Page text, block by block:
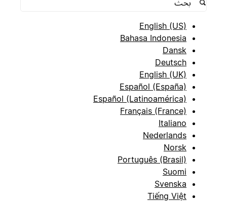
English (US)
Bahasa Indonesia
Dansk
Deutsch
English (UK)
Español (España)
Español (Latinoamérica)
Français (France)
Italiano
Nederlands
Norsk
Português (Brasil)
Suomi
Svenska
Tiếng Việt